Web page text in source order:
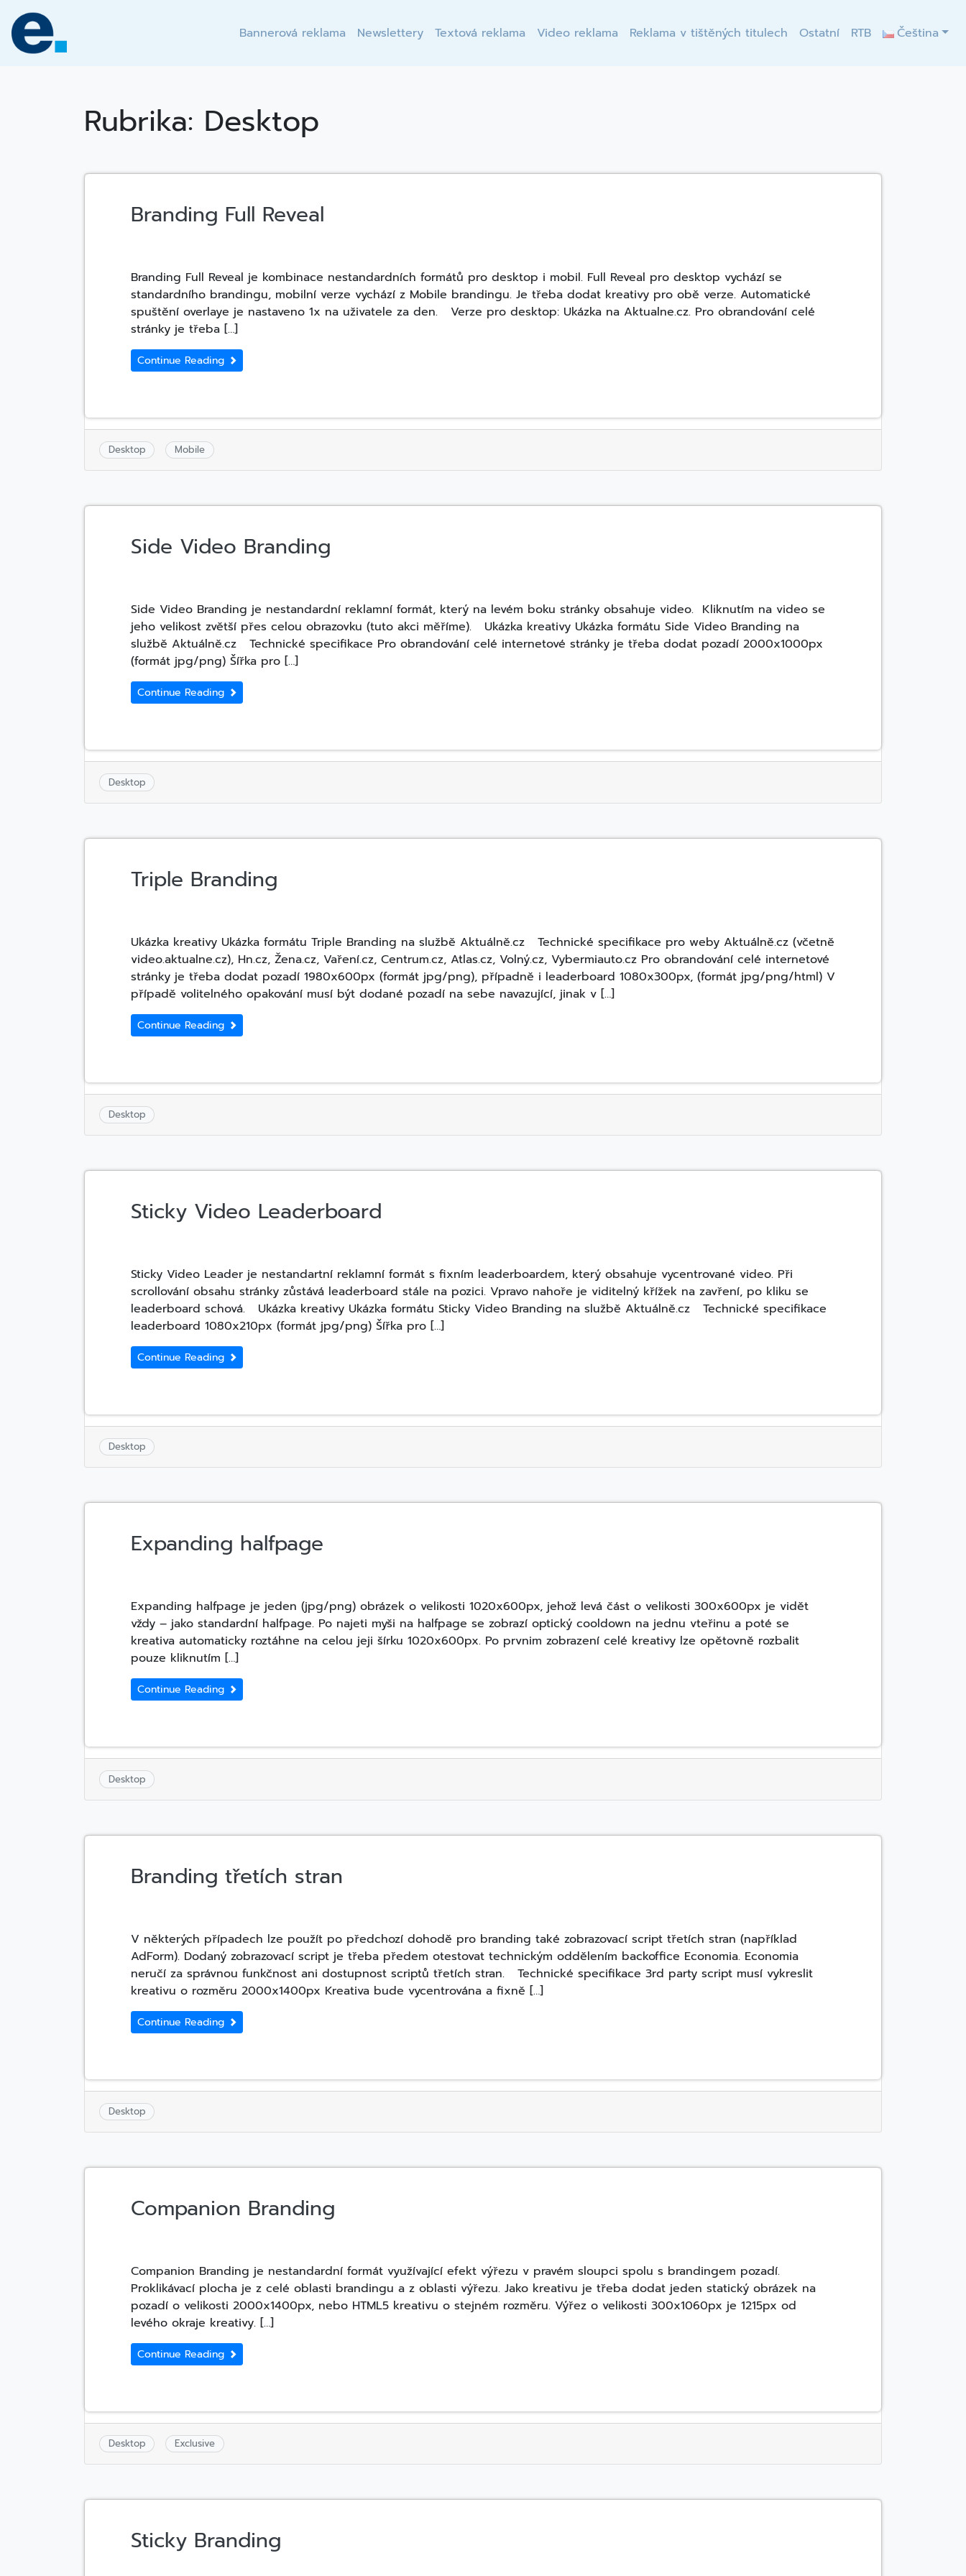
content
Bannerová reklama Newslettery Textová reklama Video reklama Reklama v tištěných titulech Ostatní RTB Čeština
Rubrika: Desktop
Branding Full Reveal
Branding Full Reveal je kombinace nestandardních formátů pro desktop i mobil. Full Reveal pro desktop vychází se
standardního brandingu, mobilní verze vychází z Mobile brandingu. Je třeba dodat kreativy pro obě verze. Automatické
spuštění overlaye je nastaveno 1x na uživatele za den. Verze pro desktop: Ukázka na Aktualne.cz. Pro obrandování celé
stránky je třeba […]
Continue Reading
Desktop Mobile
Side Video Branding
Side Video Branding je nestandardní reklamní formát, který na levém boku stránky obsahuje video. Kliknutím na video se
jeho velikost zvětší přes celou obrazovku (tuto akci měříme). Ukázka kreativy Ukázka formátu Side Video Branding na
službě Aktuálně.cz Technické specifikace Pro obrandování celé internetové stránky je třeba dodat pozadí 2000x1000px
(formát jpg/png) Šířka pro […]
Continue Reading
Desktop
Triple Branding
Ukázka kreativy Ukázka formátu Triple Branding na službě Aktuálně.cz Technické specifikace pro weby Aktuálně.cz (včetně
video.aktualne.cz), Hn.cz, Žena.cz, Vaření.cz, Centrum.cz, Atlas.cz, Volný.cz, Vybermiauto.cz Pro obrandování celé internetové
stránky je třeba dodat pozadí 1980x600px (formát jpg/png), případně i leaderboard 1080x300px, (formát jpg/png/html) V
případě volitelného opakování musí být dodané pozadí na sebe navazující, jinak v […]
Continue Reading
Desktop
Sticky Video Leaderboard
Sticky Video Leader je nestandartní reklamní formát s fixním leaderboardem, který obsahuje vycentrované video. Při
scrollování obsahu stránky zůstává leaderboard stále na pozici. Vpravo nahoře je viditelný křížek na zavření, po kliku se
leaderboard schová. Ukázka kreativy Ukázka formátu Sticky Video Branding na službě Aktuálně.cz Technické specifikace
leaderboard 1080x210px (formát jpg/png) Šířka pro […]
Continue Reading
Desktop
Expanding halfpage
Expanding halfpage je jeden (jpg/png) obrázek o velikosti 1020x600px, jehož levá část o velikosti 300x600px je vidět
vždy – jako standardní halfpage. Po najeti myši na halfpage se zobrazí optický cooldown na jednu vteřinu a poté se
kreativa automaticky roztáhne na celou jeji šírku 1020x600px. Po prvnim zobrazení celé kreativy lze opětovně rozbalit
pouze kliknutím […]
Continue Reading
Desktop
Branding třetích stran
V některých případech lze použít po předchozí dohodě pro branding také zobrazovací script třetích stran (například
AdForm). Dodaný zobrazovací script je třeba předem otestovat technickým oddělením backoffice Economia. Economia
neručí za správnou funkčnost ani dostupnost scriptů třetích stran. Technické specifikace 3rd party script musí vykreslit
kreativu o rozměru 2000x1400px Kreativa bude vycentrována a fixně […]
Continue Reading
Desktop
Companion Branding
Companion Branding je nestandardní formát využívající efekt výřezu v pravém sloupci spolu s brandingem pozadí.
Proklikávací plocha je z celé oblasti brandingu a z oblasti výřezu. Jako kreativu je třeba dodat jeden statický obrázek na
pozadí o velikosti 2000x1400px, nebo HTML5 kreativu o stejném rozměru. Výřez o velikosti 300x1060px je 1215px od
levého okraje kreativy. […]
Continue Reading
Desktop Exclusive
Sticky Branding